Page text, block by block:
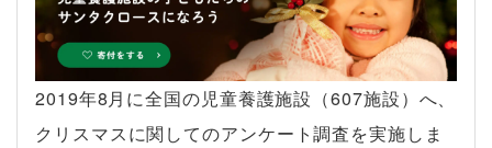
2019年8月に全国の児童養護施設（607施設）へ、
クリスマスに関してのアンケート調査を実施しま